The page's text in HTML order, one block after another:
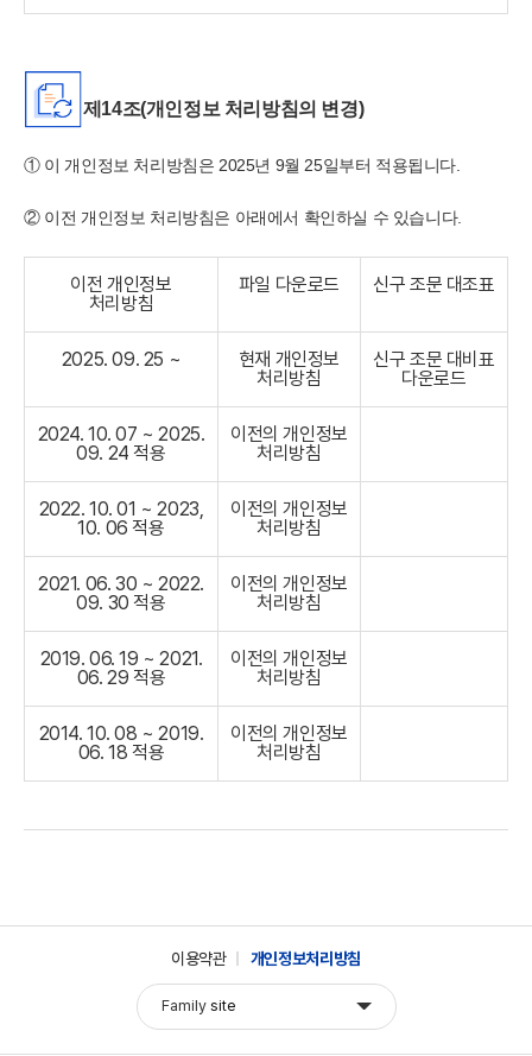
제14조(개인정보 처리방침의 변경)
① 이 개인정보 처리방침은 2025년 9월 25일부터 적용됩니다.
② 이전 개인정보 처리방침은 아래에서 확인하실 수 있습니다.
이전 개인정보
처리방침
파일 다운로드 신구 조문 대조표
2025. 09. 25 ~
현재 개인정보
처리방침
신구 조문 대비표
다운로드
2024. 10. 07 ~ 2025.
09. 24 적용
이전의 개인정보
처리방침
2022. 10. 01 ~ 2023,
10. 06 적용
이전의 개인정보
처리방침
2021. 06. 30 ~ 2022.
09. 30 적용
이전의 개인정보
처리방침
2019. 06. 19 ~ 2021.
06. 29 적용
이전의 개인정보
처리방침
2014. 10. 08 ~ 2019.
06. 18 적용
이전의 개인정보
처리방침
이용약관 개인정보처리방침
Family site